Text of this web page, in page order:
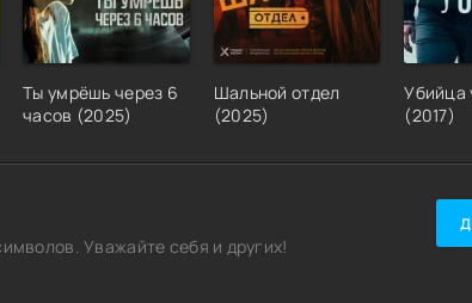
Ты умрёшь через 6
часов (2025)
Шальной отдел
(2025)
Убийца
(2017)
Уважайте себя и других!